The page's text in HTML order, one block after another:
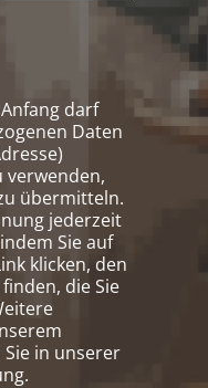
darf
Daten
verwenden,
übermitteln.
jederzeit
Sie auf
klicken, den
die Sie
in unserer